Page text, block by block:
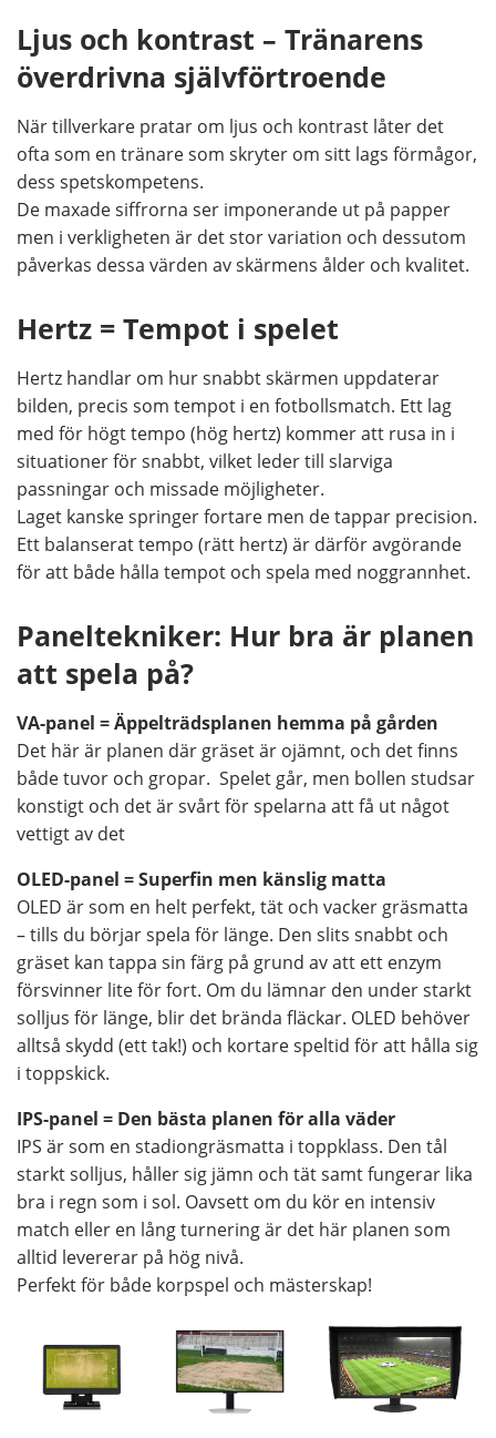
Ljus och kontrast – Tränarens
överdrivna självförtroende
När tillverkare pratar om ljus och kontrast låter det
ofta som en tränare som skryter om sitt lags förmågor,
dess spetskompetens.
De maxade siffrorna ser imponerande ut på papper
men i verkligheten är det stor variation och dessutom
påverkas dessa värden av skärmens ålder och kvalitet.
Hertz = Tempot i spelet
Hertz handlar om hur snabbt skärmen uppdaterar
bilden, precis som tempot i en fotbollsmatch. Ett lag
med för högt tempo (hög hertz) kommer att rusa in i
situationer för snabbt, vilket leder till slarviga
passningar och missade möjligheter.
Laget kanske springer fortare men de tappar precision.
Ett balanserat tempo (rätt hertz) är därför avgörande
för att både hålla tempot och spela med noggrannhet.
Paneltekniker: Hur bra är planen
att spela på?
VA-panel = Äppelträdsplanen hemma på gården
Det här är planen där gräset är ojämnt, och det finns
både tuvor och gropar. Spelet går, men bollen studsar
konstigt och det är svårt för spelarna att få ut något
vettigt av det
OLED-panel = Superfin men känslig matta
OLED är som en helt perfekt, tät och vacker gräsmatta
– tills du börjar spela för länge. Den slits snabbt och
gräset kan tappa sin färg på grund av att ett enzym
försvinner lite för fort. Om du lämnar den under starkt
solljus för länge, blir det brända fläckar. OLED behöver
alltså skydd (ett tak!) och kortare speltid för att hålla sig
i toppskick.
IPS-panel = Den bästa planen för alla väder
IPS är som en stadiongräsmatta i toppklass. Den tål
starkt solljus, håller sig jämn och tät samt fungerar lika
bra i regn som i sol. Oavsett om du kör en intensiv
match eller en lång turnering är det här planen som
alltid levererar på hög nivå.
Perfekt för både korpspel och mästerskap!